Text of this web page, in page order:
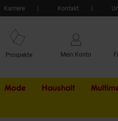
Karriere Kontakt
Prospekte Mein Konto
Mode Haushalt